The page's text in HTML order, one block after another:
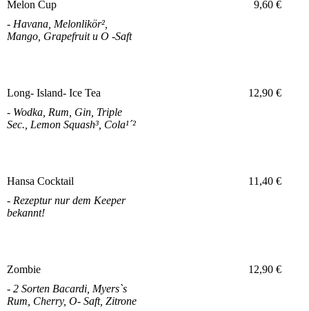
Melon Cup
9,60 €
- Havana, Melonlikör²,
Mango, Grapefruit u O -Saft
Long- Island- Ice Tea
12,90 €
- Wodka, Rum, Gin, Triple
Sec., Lemon Squash³, Cola¹´²
Hansa Cocktail
11,40 €
- Rezeptur nur dem Keeper
bekannt!
Zombie
12,90 €
- 2 Sorten Bacardi, Myers`s
Rum, Cherry, O- Saft, Zitrone